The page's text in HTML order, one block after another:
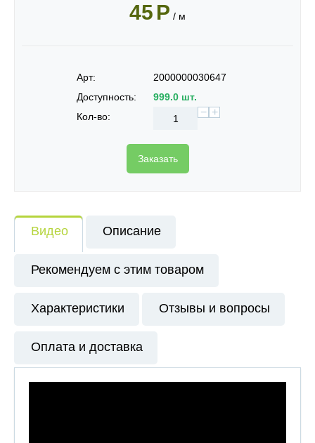
45 Р / м
Арт:
2000000030647
Доступность:
999.0 шт.
Кол-во:
+
−
Заказать
Видео Описание
Рекомендуем с этим товаром
Характеристики Отзывы и вопросы
Оплата и доставка